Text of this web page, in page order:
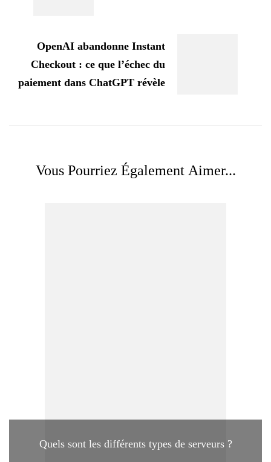
OpenAI abandonne Instant
Checkout : ce que l’échec du
paiement dans ChatGPT révèle
Vous Pourriez Également Aimer...
Quels sont les différents types de serveurs ?